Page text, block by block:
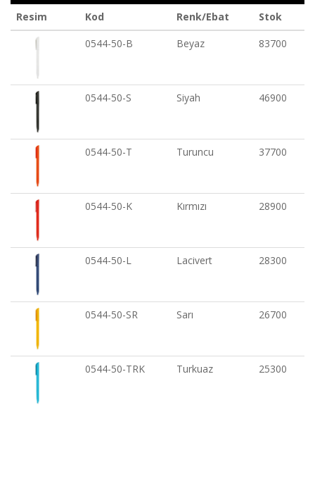
Resim Kod Renk/Ebat
Stok
0544-50-B
Beyaz 83700
0544-50-S Siyah 46900
0544-50-T Turuncu 37700
0544-50-K Kırmızı 28900
0544-50-L Lacivert 28300
0544-50-SR Sarı 26700
0544-50-TRK Turkuaz 25300